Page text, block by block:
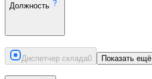
Должность
Диспетчер склада0 Показать ещё